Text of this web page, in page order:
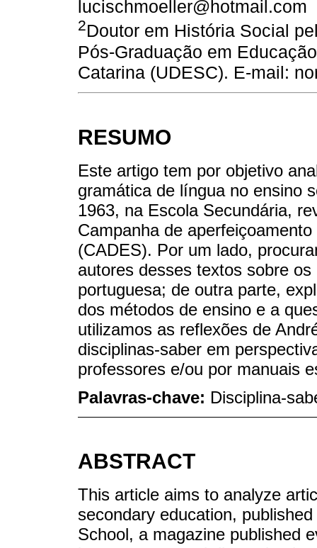
lucischmoeller@hotmail.com
2Doutor em História Social
Pós-Graduação em
Catarina (UDESC). E-mail:
RESUMO
Este artigo tem por objetivo
gramática de língua no ensino
1963, na Escola Secundária,
Campanha de
(CADES). Por um lado,
autores desses textos sobre
portuguesa; de outra parte,
dos métodos de ensino e a
utilizamos as reflexões de
disciplinas-saber em
professores e/ou por manuais
Palavras-chave: Disciplina-
ABSTRACT
This article aims to analyze
secondary education,
School, a magazine published